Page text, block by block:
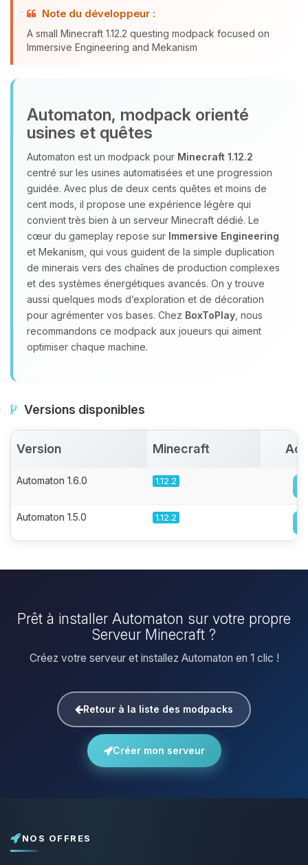
Note du développeur :
A small Minecraft 1.12.2 questing modpack focused on
Immersive Engineering and Mekanism
Automaton, modpack orienté
usines et quêtes
Automaton est un modpack pour Minecraft 1.12.2
centré sur les usines automatisées et une progression
guidée. Avec plus de deux cents quêtes et moins de
cent mods, il propose une expérience légère qui
convient très bien à un serveur Minecraft dédié. Le
cœur du gameplay repose sur Immersive Engineering
et Mekanism, qui vous guident de la simple duplication
de minerais vers des chaînes de production complexes
et des systèmes énergétiques avancés. On y trouve
aussi quelques mods d’exploration et de décoration
pour agrémenter vos bases. Chez BoxToPlay , nous
recommandons ce modpack aux joueurs qui aiment
optimiser chaque machine.
Versions disponibles
Version Minecraft
Automaton 1.6.0 1.12.2
Automaton 1.5.0 1.12.2
Prêt à installer Automaton sur votre propre
Serveur Minecraft ?
Créez votre serveur et installez Automaton en 1 clic !
Retour à la liste des modpacks
Créer mon serveur
NOS OFFRES
Youpi, enfin quelqu’un pour me
parler ! Moi c’est Choupy, ton petit
assistant BoxToPlay. Dis-moi ce dont